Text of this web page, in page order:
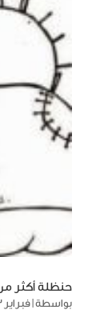
حنظلة أكثر
بواسطة فبراير 13, 2018